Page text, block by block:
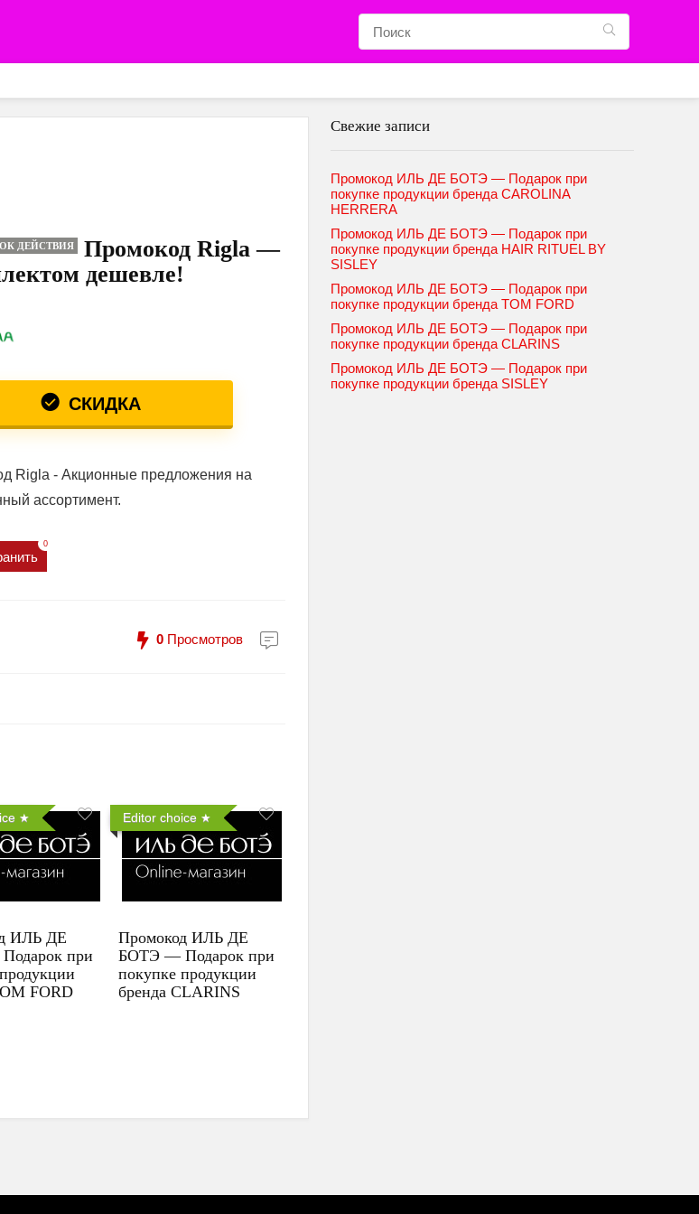
ДЕЙСТВИЯ
Промокод Rigla —
дешевле!
СКИДКА
Rigla - Акционные предложения на
ассортимент.
0
0 Просмотров
ИЛЬ ДЕ
при
FORD
Editor choice
Промокод ИЛЬ ДЕ
БОТЭ — Подарок при
покупке продукции
бренда CLARINS
Свежие записи
Промокод ИЛЬ ДЕ БОТЭ — Подарок при
покупке продукции бренда CAROLINA
HERRERA
Промокод ИЛЬ ДЕ БОТЭ — Подарок при
покупке продукции бренда HAIR RITUEL BY
SISLEY
Промокод ИЛЬ ДЕ БОТЭ — Подарок при
покупке продукции бренда TOM FORD
Промокод ИЛЬ ДЕ БОТЭ — Подарок при
покупке продукции бренда CLARINS
Промокод ИЛЬ ДЕ БОТЭ — Подарок при
покупке продукции бренда SISLEY